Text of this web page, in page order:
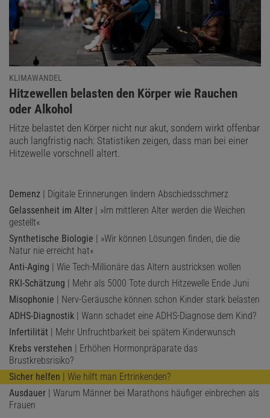
KLIMAWANDEL
:
Hitzewellen belasten den Körper wie Rauchen
oder Alkohol
Hitze belastet den Körper nicht nur akut, sondern wirkt offenbar
auch langfristig nach: Statistiken zeigen, dass man bei einer
Hitzewelle vorschnell altert.
Demenz | Digitale Erinnerungen lindern Abschiedsschmerz
Gelassenheit im Alter | »Im mittleren Alter werden die Weichen
gestellt«
Synthetische Biologie | »Wir können Lösungen finden, die die
Natur nie erreicht hat«
Anti-Aging | Wie Tech-Millionäre das Altern austricksen wollen
RKI-Schätzung | Mehr als 5000 Tote durch Hitzewelle Ende Juni
Misophonie | Nerv-Geräusche können schon Kinder stark belasten
ADHS-Diagnostik | Wann schadet eine ADHS-Diagnose dem Kind?
Infertilität | Mehr Unfruchtbarkeit bei spätem Kinderwunsch
Krebs verstehen | Erhöhen Hormonpräparate das
Brustkrebsrisiko?
Sicher helfen | Wie hilft man Ertrinkenden?
Ausdauer | Warum Männer bei Marathons häufiger einbrechen als
Frauen